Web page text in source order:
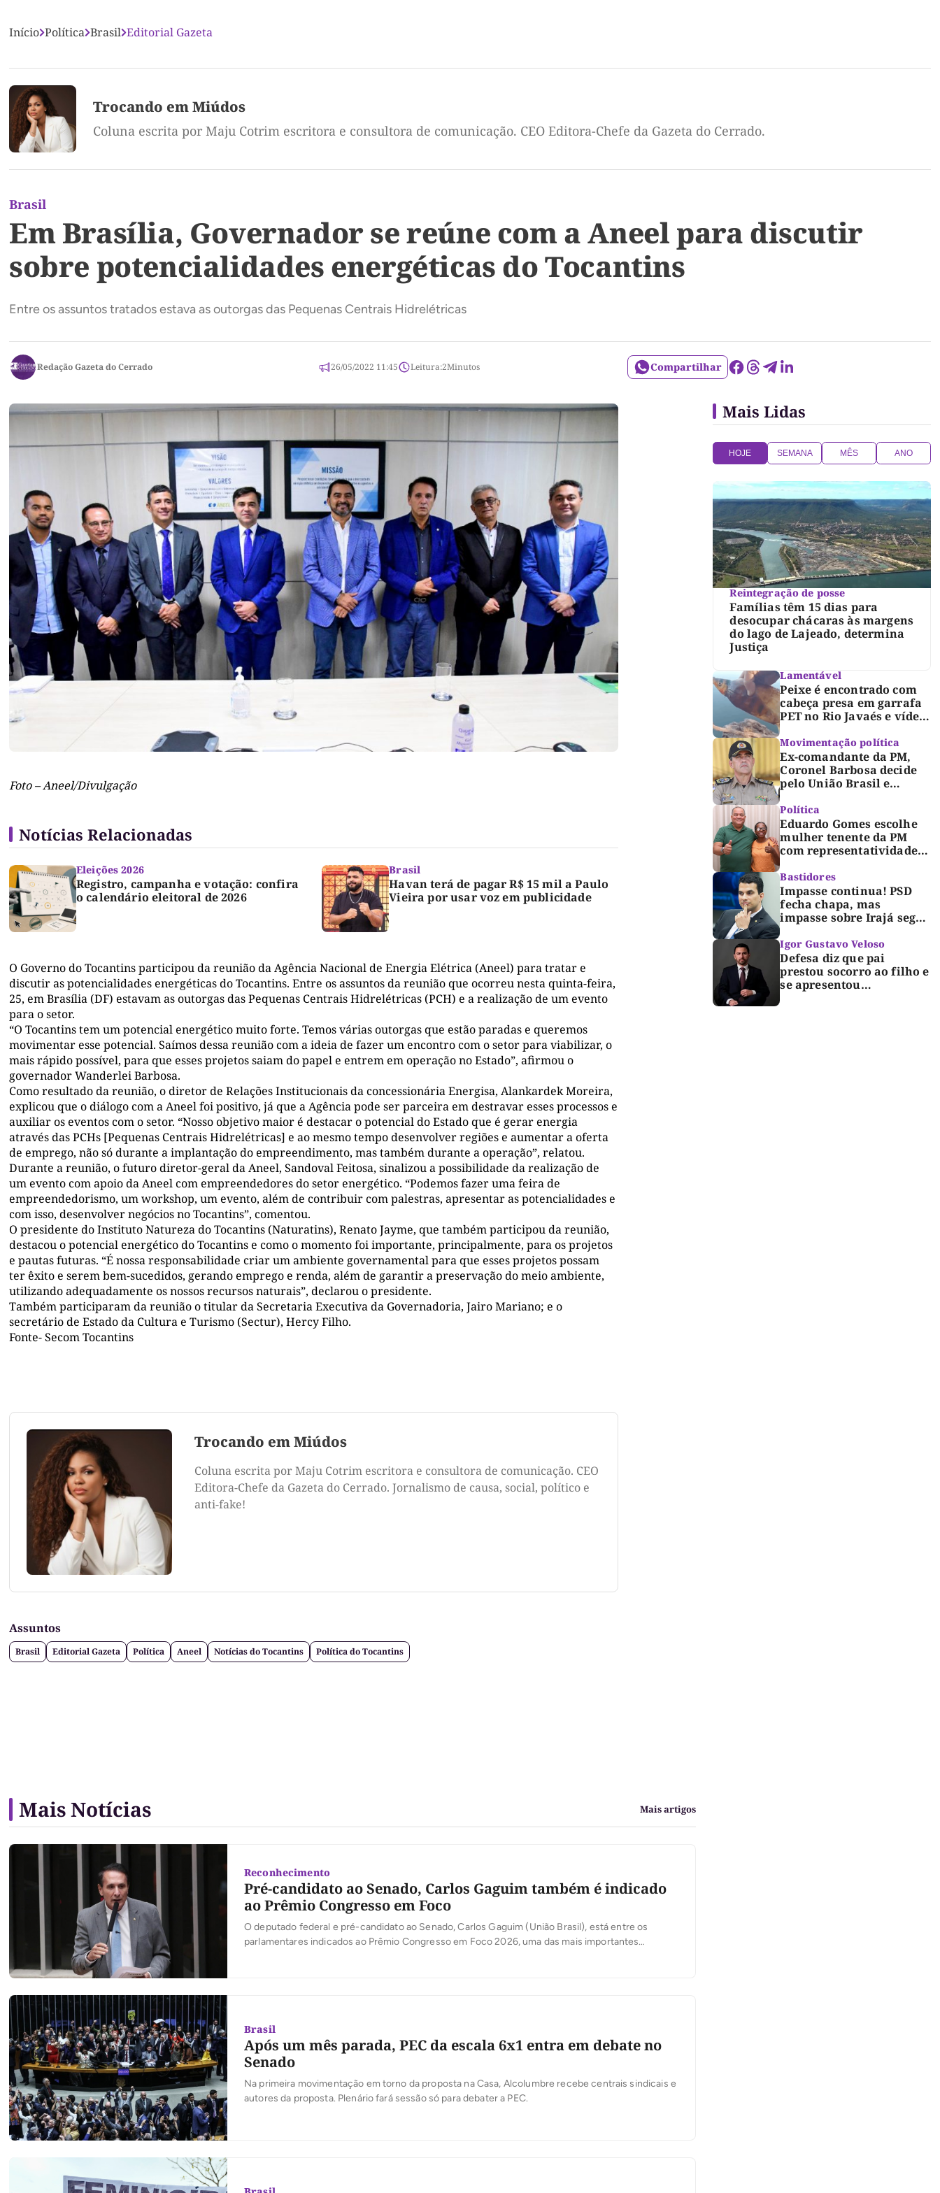
Início Política Brasil Editorial Gazeta
Trocando em Miúdos
Coluna escrita por Maju Cotrim escritora e consultora de comunicação. CEO Editora-Chefe da Gazeta do Cerrado.
Brasil
Em Brasília, Governador se reúne com a Aneel para discutir
sobre potencialidades energéticas do Tocantins
Entre os assuntos tratados estava as outorgas das Pequenas Centrais Hidrelétricas
Redação Gazeta do Cerrado 26/05/2022 11:45 Leitura:2Minutos Compartilhar
Foto – Aneel/Divulgação
Notícias Relacionadas
Eleições 2026
Registro, campanha e votação: confira
o calendário eleitoral de 2026
Brasil
Havan terá de pagar R$ 15 mil a Paulo
Vieira por usar voz em publicidade
O Governo do Tocantins participou da reunião da Agência Nacional de Energia Elétrica (Aneel) para tratar e
discutir as potencialidades energéticas do Tocantins. Entre os assuntos da reunião que ocorreu nesta quinta-feira,
25, em Brasília (DF) estavam as outorgas das Pequenas Centrais Hidrelétricas (PCH) e a realização de um evento
para o setor.
“O Tocantins tem um potencial energético muito forte. Temos várias outorgas que estão paradas e queremos
movimentar esse potencial. Saímos dessa reunião com a ideia de fazer um encontro com o setor para viabilizar, o
mais rápido possível, para que esses projetos saiam do papel e entrem em operação no Estado”, afirmou o
governador Wanderlei Barbosa.
Como resultado da reunião, o diretor de Relações Institucionais da concessionária Energisa, Alankardek Moreira,
explicou que o diálogo com a Aneel foi positivo, já que a Agência pode ser parceira em destravar esses processos e
auxiliar os eventos com o setor. “Nosso objetivo maior é destacar o potencial do Estado que é gerar energia
através das PCHs [Pequenas Centrais Hidrelétricas] e ao mesmo tempo desenvolver regiões e aumentar a oferta
de emprego, não só durante a implantação do empreendimento, mas também durante a operação”, relatou.
Durante a reunião, o futuro diretor-geral da Aneel, Sandoval Feitosa, sinalizou a possibilidade da realização de
um evento com apoio da Aneel com empreendedores do setor energético. “Podemos fazer uma feira de
empreendedorismo, um workshop, um evento, além de contribuir com palestras, apresentar as potencialidades e
com isso, desenvolver negócios no Tocantins”, comentou.
O presidente do Instituto Natureza do Tocantins (Naturatins), Renato Jayme, que também participou da reunião,
destacou o potencial energético do Tocantins e como o momento foi importante, principalmente, para os projetos
e pautas futuras. “É nossa responsabilidade criar um ambiente governamental para que esses projetos possam
ter êxito e serem bem-sucedidos, gerando emprego e renda, além de garantir a preservação do meio ambiente,
utilizando adequadamente os nossos recursos naturais”, declarou o presidente.
Também participaram da reunião o titular da Secretaria Executiva da Governadoria, Jairo Mariano; e o
secretário de Estado da Cultura e Turismo (Sectur), Hercy Filho.
Fonte- Secom Tocantins
Trocando em Miúdos
Coluna escrita por Maju Cotrim escritora e consultora de comunicação. CEO
Editora-Chefe da Gazeta do Cerrado. Jornalismo de causa, social, político e
anti-fake!
Assuntos
Brasil Editorial Gazeta Política Aneel Notícias do Tocantins Política do Tocantins
Mais Lidas
HOJE SEMANA MÊS ANO
Reintegração de posse
Famílias têm 15 dias para
desocupar chácaras às margens
do lago de Lajeado, determina
Justiça
Lamentável
Peixe é encontrado com
cabeça presa em garrafa
PET no Rio Javaés e vídeo
lixo nos rios
Movimentação política
Ex-comandante da PM,
Coronel Barbosa decide
pelo União Brasil e
Dorinha
Política
Eduardo Gomes escolhe
mulher tenente da PM
com representatividade e
para compor segunda
suplência ao Senado
Bastidores
Impasse continua! PSD
fecha chapa, mas
impasse sobre Irajá segue
TRE; Laurez diz que nome
dele não foi homologado
Igor Gustavo Veloso
Defesa diz que pai
prestou socorro ao filho e
se apresentou
Mais Notícias Mais artigos
Reconhecimento
Pré-candidato ao Senado, Carlos Gaguim também é indicado
ao Prêmio Congresso em Foco
O deputado federal e pré-candidato ao Senado, Carlos Gaguim (União Brasil), está entre os
parlamentares indicados ao Prêmio Congresso em Foco 2026, uma das mais importantes
Brasil
Após um mês parada, PEC da escala 6x1 entra em debate no
Senado
Na primeira movimentação em torno da proposta na Casa, Alcolumbre recebe centrais sindicais e
autores da proposta. Plenário fará sessão só para debater a PEC.